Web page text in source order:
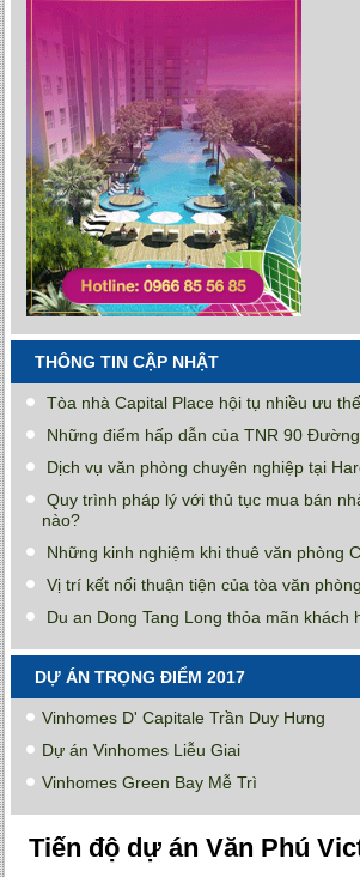
THÔNG TIN CẬP NHẬT
Tòa nhà Capital Place hội tụ nhiều ưu
Những điểm hấp dẫn của TNR 90
Dịch vụ văn phòng chuyên nghiệp tại
Quy trình pháp lý với thủ tục mua bán
nào?
Những kinh nghiệm khi thuê văn phòng
Vị trí kết nối thuận tiện của tòa văn
Du an Dong Tang Long thỏa mãn khách
DỰ ÁN TRỌNG ĐIỂM 2017
Vinhomes D' Capitale Trần Duy Hưng
Dự án Vinhomes Liễu Giai
Vinhomes Green Bay Mễ Trì
Tiến độ dự án Văn Phú